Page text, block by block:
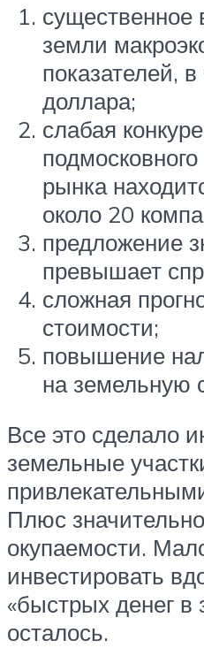
существенное
земли
показателей,
доллара;
слабая
рынка
около 20
предложение
превышает
сложная
стоимости;
повышение
на земельную
Все это сделало
земельные
Плюс
окупаемости.
инвестировать
«быстрых денег в
осталось.